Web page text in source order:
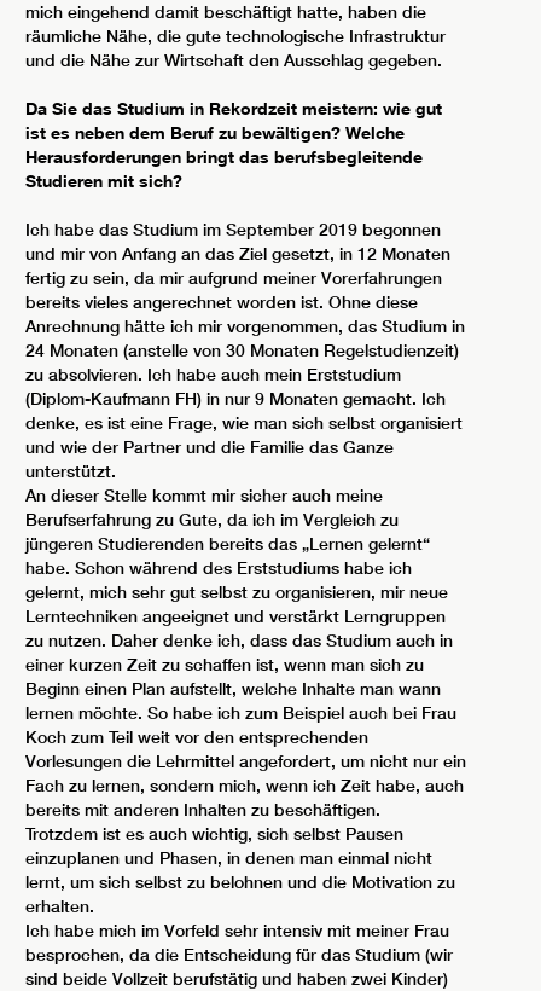
mich eingehend damit beschäftigt hatte, haben die
räumliche Nähe, die gute technologische Infrastruktur
und die Nähe zur Wirtschaft den Ausschlag gegeben.
Da Sie das Studium in Rekordzeit meistern: wie gut
ist es neben dem Beruf zu bewältigen? Welche
Herausforderungen bringt das berufsbegleitende
Studieren mit sich?
Ich habe das Studium im September 2019 begonnen
und mir von Anfang an das Ziel gesetzt, in 12 Monaten
fertig zu sein, da mir aufgrund meiner Vorerfahrungen
bereits vieles angerechnet worden ist. Ohne diese
Anrechnung hätte ich mir vorgenommen, das Studium in
24 Monaten (anstelle von 30 Monaten Regelstudienzeit)
zu absolvieren. Ich habe auch mein Erststudium
(Diplom-Kaufmann FH) in nur 9 Monaten gemacht. Ich
denke, es ist eine Frage, wie man sich selbst organisiert
und wie der Partner und die Familie das Ganze
unterstützt.
An dieser Stelle kommt mir sicher auch meine
Berufserfahrung zu Gute, da ich im Vergleich zu
jüngeren Studierenden bereits das „Lernen gelernt“
habe. Schon während des Erststudiums habe ich
gelernt, mich sehr gut selbst zu organisieren, mir neue
Lerntechniken angeeignet und verstärkt Lerngruppen
zu nutzen. Daher denke ich, dass das Studium auch in
einer kurzen Zeit zu schaffen ist, wenn man sich zu
Beginn einen Plan aufstellt, welche Inhalte man wann
lernen möchte. So habe ich zum Beispiel auch bei Frau
Koch zum Teil weit vor den entsprechenden
Vorlesungen die Lehrmittel angefordert, um nicht nur ein
Fach zu lernen, sondern mich, wenn ich Zeit habe, auch
bereits mit anderen Inhalten zu beschäftigen.
Trotzdem ist es auch wichtig, sich selbst Pausen
einzuplanen und Phasen, in denen man einmal nicht
lernt, um sich selbst zu belohnen und die Motivation zu
erhalten.
Ich habe mich im Vorfeld sehr intensiv mit meiner Frau
besprochen, da die Entscheidung für das Studium (wir
sind beide Vollzeit berufstätig und haben zwei Kinder)